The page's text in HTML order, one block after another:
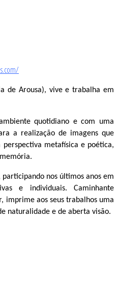
de Arousa), vive e trabalha em
quotidiano e com uma
a realização de imagens que
metafísica e poética,
nos últimos anos em
e individuais. Caminhante
imprime aos seus trabalhos uma
naturalidade e de aberta visão.